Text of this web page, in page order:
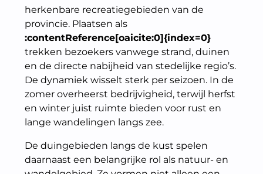
herkenbare recreatiegebieden van de
provincie. Plaatsen als
:contentReference[oaicite:0]{index=0}
trekken bezoekers vanwege strand, duinen
en de directe nabijheid van stedelijke regio’s.
De dynamiek wisselt sterk per seizoen. In de
zomer overheerst bedrijvigheid, terwijl herfst
en winter juist ruimte bieden voor rust en
lange wandelingen langs zee.
De duingebieden langs de kust spelen
daarnaast een belangrijke rol als natuur- en